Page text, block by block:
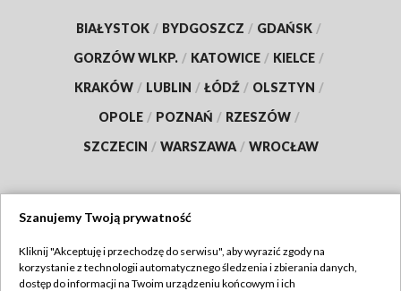
BIAŁYSTOK / BYDGOSZCZ / GDAŃSK /
GORZÓW WLKP. / KATOWICE / KIELCE /
KRAKÓW / LUBLIN / ŁÓDŹ / OLSZTYN /
OPOLE / POZNAŃ / RZESZÓW /
SZCZECIN / WARSZAWA / WROCŁAW
TVP
Szanujemy Twoją prywatność
Kliknij "Akceptuję i przechodzę do serwisu", aby wyrazić zgody na
korzystanie z technologii automatycznego śledzenia i zbierania danych,
dostęp do informacji na Twoim urządzeniu końcowym i ich